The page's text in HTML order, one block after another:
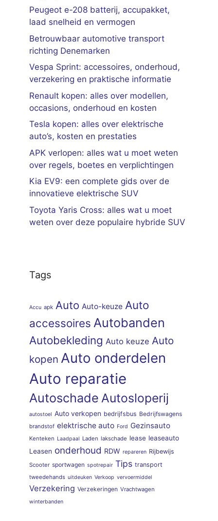
Peugeot e-208 batterij, accupakket,
laad snelheid en vermogen
Betrouwbaar automotive transport
richting Denemarken
Vespa Sprint: accessoires, onderhoud,
verzekering en praktische informatie
Renault kopen: alles over modellen,
occasions, onderhoud en kosten
Tesla kopen: alles over elektrische
auto’s, kosten en prestaties
APK verlopen: alles wat u moet weten
over regels, boetes en verplichtingen
Kia EV9: een complete gids over de
innovatieve elektrische SUV
Toyota Yaris Cross: alles wat u moet
weten over deze populaire hybride SUV
Tags
Accu apk Auto Auto-keuze Auto
accessoires Autobanden
Autobekleding Auto keuze Auto
kopen Auto onderdelen
Auto reparatie
Autoschade Autosloperij
autostoel Auto verkopen bedrijfsbus Bedrijfswagens
brandstof elektrische auto Ford Gezinsauto
Kenteken Laadpaal Laden lakschade lease leaseauto
Leasen onderhoud RDW repareren Rijbewijs
Scooter sportwagen spotrepair Tips transport
tweedehands uitdeuken Verkoop vervoermiddel
Verzekering Verzekeringen Vrachtwagen
winterbanden